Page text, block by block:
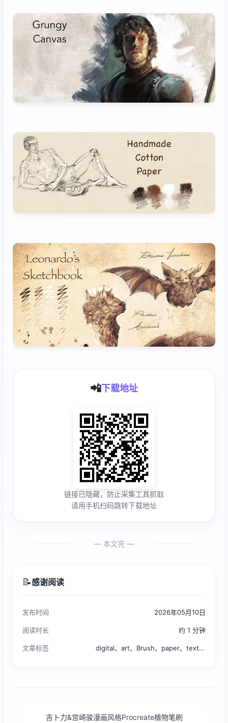
📲下载地址
链接已隐藏，防止采集工具抓取
请用手机扫码跳转下载地址
— 本文完 —
📝感谢阅读
发布时间 2026年05月10日
阅读时长 约 1 分钟
文章标签 digital、art、Brush、paper、textures、set、procreate、canvas
吉卜力&宫崎骏漫画风格Procreate植物笔刷